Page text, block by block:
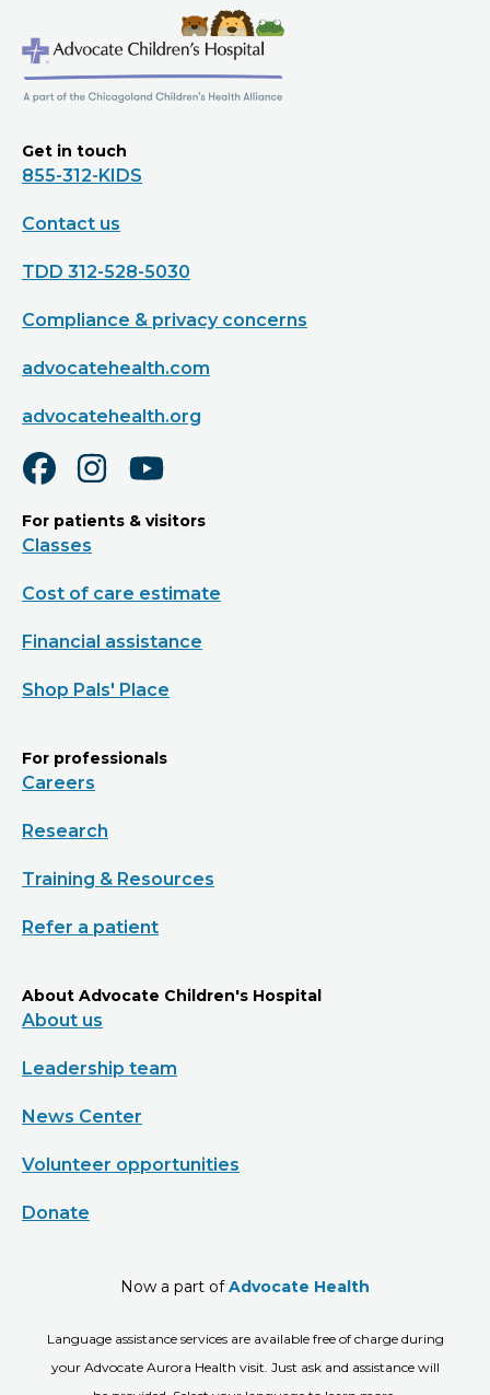
Get in touch
855-312-KIDS
Contact us
TDD 312-528-5030
Compliance & privacy concerns
advocatehealth.com
advocatehealth.org
For patients & visitors
Classes
Cost of care estimate
Financial assistance
Shop Pals' Place
For professionals
Careers
Research
Training & Resources
Refer a patient
About Advocate Children's Hospital
About us
Leadership team
News Center
Volunteer opportunities
Donate
Now a part ofAdvocate Health
Language assistance services are available free of charge during
your Advocate Aurora Health visit. Just ask and assistance will